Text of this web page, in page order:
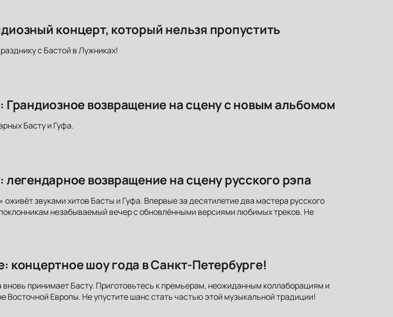
концерт, который нельзя пропустить
с Бастой в Лужниках!
Грандиозное возвращение на сцену с новым альбомом
Басту и Гуфа.
легендарное возвращение на сцену русского рэпа
звуками хитов Басты и Гуфа. Впервые за десятилетие два мастера русского
незабываемый вечер с обновлёнными версиями любимых треков. Не
концертное шоу года в Санкт-Петербурге!
вновь принимает Басту. Приготовьтесь к премьерам, неожиданным коллаборациям и
Европы. Не упустите шанс стать частью этой музыкальной традиции!